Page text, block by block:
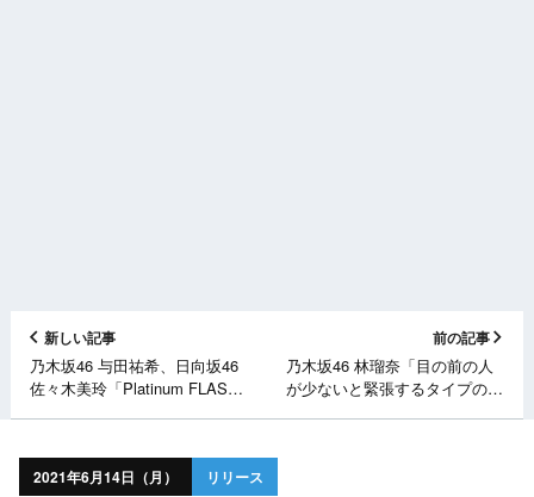
新しい記事
乃木坂46 与田祐希、日向坂46
佐々木美玲「Platinum FLASH
前の記事
乃木坂46 林瑠奈「目の前の人
が少ないと緊張するタイプの林
2021年6月14日（月） リリース